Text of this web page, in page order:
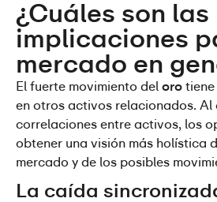
¿Cuáles son las
implicaciones
mercado en
El fuerte movimiento del oro tiene
en otros activos relacionados. Al
correlaciones entre activos, los
obtener una visión más holística
mercado y de los posibles
La caída